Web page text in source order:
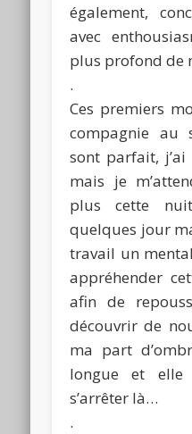
également,
avec
plus profond de
.
Ces premiers
compagnie au
sont parfait,
mais je
plus cette
quelques jour
travail un
appréhender
afin de
découvrir de
ma part
longue et
s’arrêter là…
.